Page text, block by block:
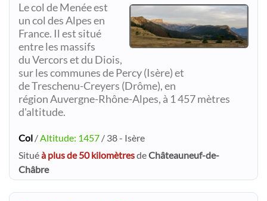
Le col de Menée est
un col des Alpes en
France. Il est situé
entre les massifs
du Vercors et du Diois,
sur les communes de Percy (Isère) et
de Treschenu-Creyers (Drôme), en
région Auvergne-Rhône-Alpes, à 1 457 mètres
d'altitude.
Col / Altitude: 1457 / 38 - Isère
Situéà plus de 50 kilomètresdeChâteauneuf-de-
Châbre